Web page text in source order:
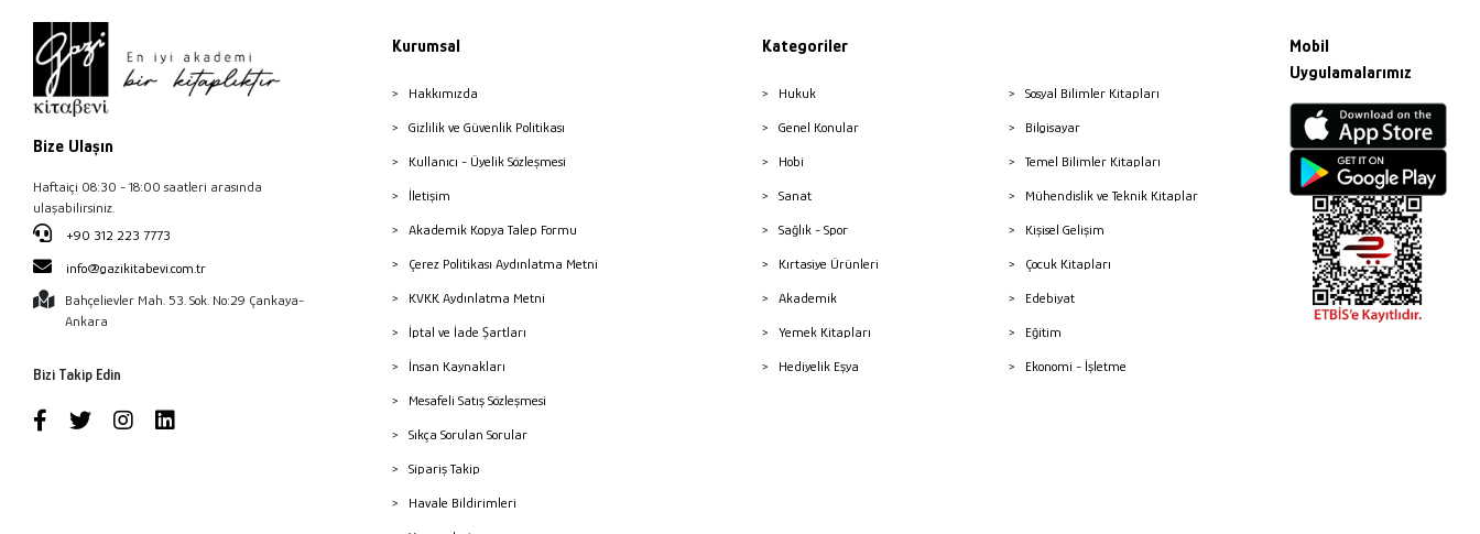
Bize Ulaşın
Haftaiçi 08:30 - 18:00 saatleri arasında
ulaşabilirsiniz.
+90 312 223 7773
info@gazikitabevi.com.tr
Bahçelievler Mah. 53. Sok. No:29 Çankaya-
Ankara
Bizi Takip Edin
Kurumsal
Hakkımızda
Gizlilik ve Güvenlik Politikası
Kullanıcı - Üyelik Sözleşmesi
İletişim
Akademik Kopya Talep Formu
Çerez Politikası Aydınlatma Metni
KVKK Aydınlatma Metni
İptal ve İade Şartları
İnsan Kaynakları
Mesafeli Satış Sözleşmesi
Sıkça Sorulan Sorular
Sipariş Takip
Havale Bildirimleri
Kategoriler
Hukuk
Genel Konular
Hobi
Sanat
Sağlık - Spor
Kırtasiye Ürünleri
Akademik
Yemek Kitapları
Hediyelik Eşya
Sosyal Bilimler Kitapları
Bilgisayar
Temel Bilimler Kitapları
Mühendislik ve Teknik Kitaplar
Kişisel Gelişim
Çocuk Kitapları
Edebiyat
Eğitim
Ekonomi - İşletme
Mobil
Uygulamalarımız